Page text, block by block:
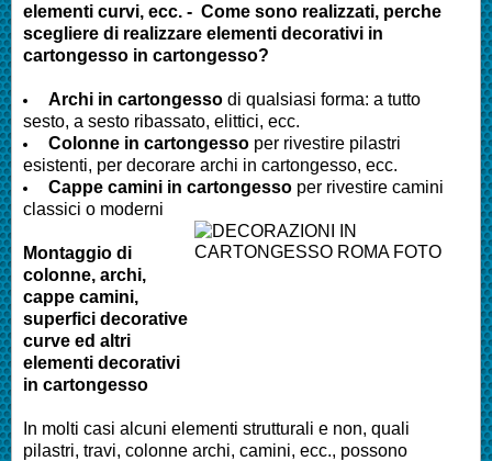
elementi curvi, ecc. - Come sono realizzati, perche
scegliere di realizzare elementi decorativi in
cartongesso in cartongesso?
Archi in cartongesso di qualsiasi forma: a tutto
sesto, a sesto ribassato, elittici, ecc.
Colonne in cartongesso per rivestire pilastri
esistenti, per decorare archi in cartongesso, ecc.
Cappe camini in cartongesso per rivestire camini
classici o moderni
Montaggio di
colonne, archi,
cappe camini,
superfici decorative
curve ed altri
elementi decorativi
in cartongesso
In molti casi alcuni elementi strutturali e non, quali
pilastri, travi, colonne archi, camini, ecc., possono